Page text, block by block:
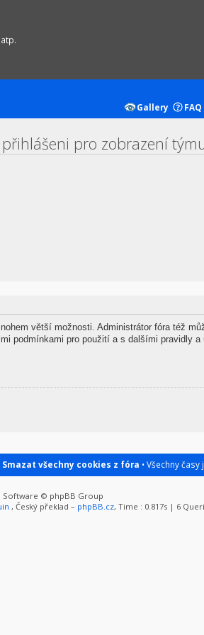
Gallery
FAQ
pro zobrazení
větší možnosti. Administrátor fóra též
podmínkami pro použití a s dalšími pravidly a
Smazat všechny cookies z fóra • Všechny
© phpBB Group
, Český překlad – phpBB.cz, Time : 0.817s | 6